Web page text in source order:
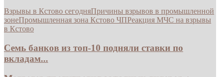
Взрывы в Кстово сегодняПричины взрывов в промышленной
зонеПромышленная зона Кстово ЧПРеакция МЧС на взрывы
в Кстово
Семь банков из топ-10 подняли ставки по
вкладам...